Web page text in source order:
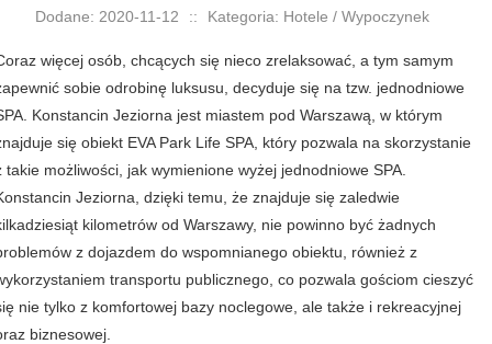
Dodane: 2020-11-12 :: Kategoria: Hotele / Wypoczynek
więcej osób, chcących się nieco zrelaksować, a tym samym
sobie odrobinę luksusu, decyduje się na tzw. jednodniowe
Konstancin Jeziorna jest miastem pod Warszawą, w którym
się obiekt EVA Park Life SPA, który pozwala na skorzystanie
takie możliwości, jak wymienione wyżej jednodniowe SPA.
Jeziorna, dzięki temu, że znajduje się zaledwie
kilometrów od Warszawy, nie powinno być żadnych
z dojazdem do wspomnianego obiektu, również z
transportu publicznego, co pozwala gościom cieszyć
nie tylko z komfortowej bazy noclegowe, ale także i rekreacyjnej
biznesowej.